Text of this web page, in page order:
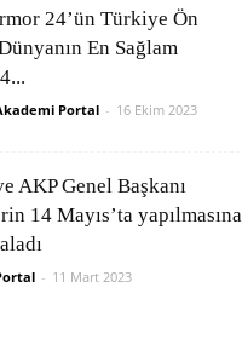
24’ün Türkiye Ön
En Sağlam
Portal - 16 Ekim 2023
AKP Genel Başkanı
14 Mayıs’ta yapılmasına
- 11 Mart 2023